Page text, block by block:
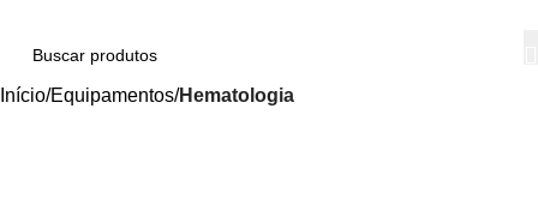
Início Equipamentos Hematologia